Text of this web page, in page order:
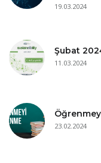
19.03.2024
Şubat
11.03.2024
23.02.2024